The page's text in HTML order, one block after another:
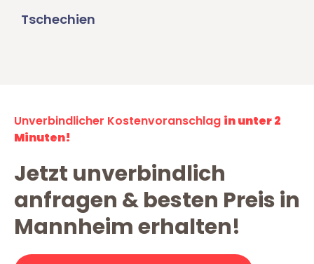
Tschechien
Unverbindlicher Kostenvoranschlag in unter 2
Minuten!
Jetzt unverbindlich
anfragen & besten Preis in
Mannheim erhalten!